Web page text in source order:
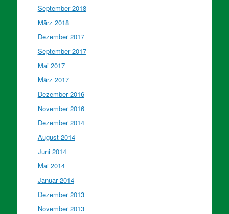
September 2018
März 2018
Dezember 2017
September 2017
Mai 2017
März 2017
Dezember 2016
November 2016
Dezember 2014
August 2014
Juni 2014
Mai 2014
Januar 2014
Dezember 2013
November 2013